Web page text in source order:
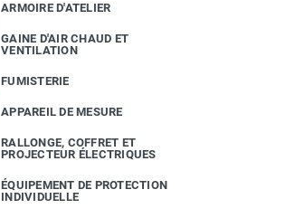
ARMOIRE D'ATELIER
GAINE D'AIR CHAUD ET
VENTILATION
FUMISTERIE
APPAREIL DE MESURE
RALLONGE, COFFRET ET
PROJECTEUR ÉLECTRIQUES
ÉQUIPEMENT DE PROTECTION
INDIVIDUELLE